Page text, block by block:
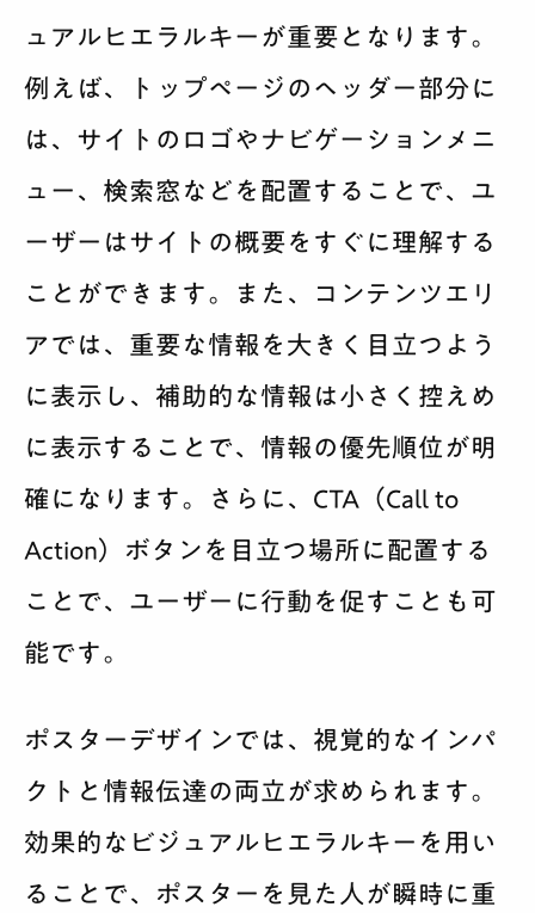
ュアルヒエラルキーが重要となります。
例えば、トップページのヘッダー部分に
は、サイトのロゴやナビゲーションメニ
ュー、検索窓などを配置することで、ユ
ーザーはサイトの概要をすぐに理解する
ことができます。また、コンテンツエリ
アでは、重要な情報を大きく目立つよう
に表示し、補助的な情報は小さく控えめ
に表示することで、情報の優先順位が明
確になります。さらに、CTA（Call to
Action）ボタンを目立つ場所に配置する
ことで、ユーザーに行動を促すことも可
能です。
ポスターデザインでは、視覚的なインパ
クトと情報伝達の両立が求められます。
効果的なビジュアルヒエラルキーを用い
ることで、ポスターを見た人が瞬時に重